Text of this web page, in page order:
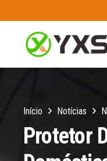
Início Notícias
Protetor